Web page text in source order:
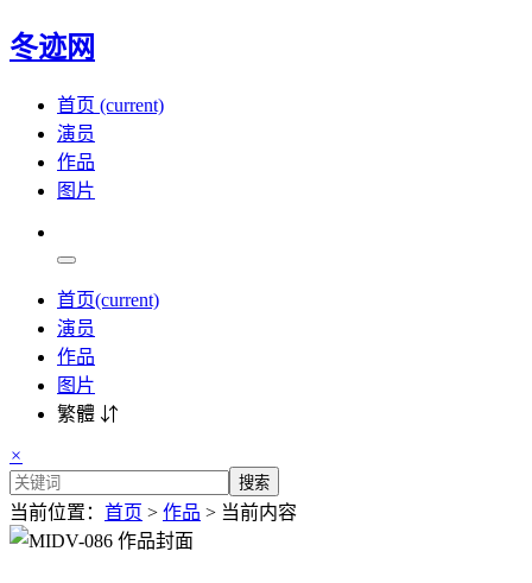
冬迹网
首页 (current)
演员
作品
图片
首页(current)
演员
作品
图片
繁體 ⇵
×
搜索
当前位置： 首页 > 作品 > 当前内容